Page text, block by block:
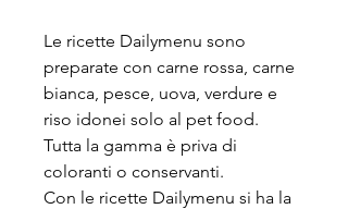
Le ricette Dailymenu sono
preparate con carne rossa, carne
bianca, pesce, uova, verdure e
riso idonei solo al pet food.
Tutta la gamma è priva di
coloranti o conservanti.
Con le ricette Dailymenu si ha la